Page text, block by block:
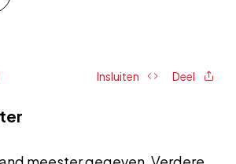
Insluiten Deel